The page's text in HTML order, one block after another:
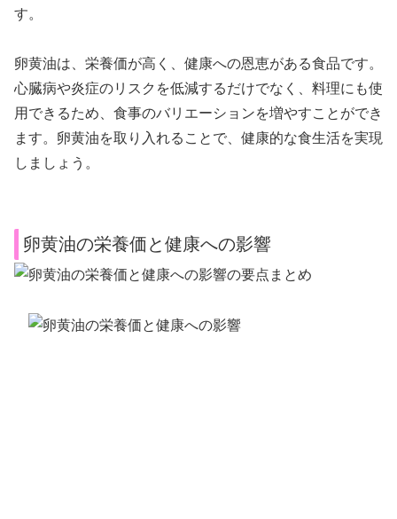
す。
卵黄油は、栄養価が高く、健康への恩恵がある食品です。
心臓病や炎症のリスクを低減するだけでなく、料理にも使
用できるため、食事のバリエーションを増やすことができ
ます。卵黄油を取り入れることで、健康的な食生活を実現
しましょう。
卵黄油の栄養価と健康への影響